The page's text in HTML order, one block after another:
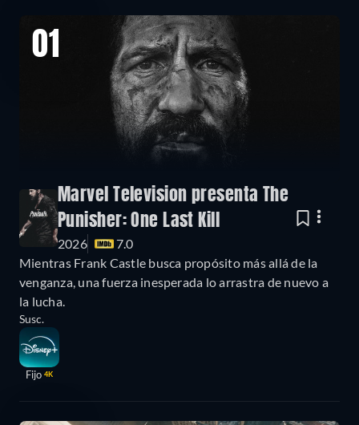
01
Marvel Television presenta The
Punisher: One Last Kill
2026
7.0
Mientras Frank Castle busca propósito más allá de la
venganza, una fuerza inesperada lo arrastra de nuevo a
la lucha.
Susc.
Fijo 4K